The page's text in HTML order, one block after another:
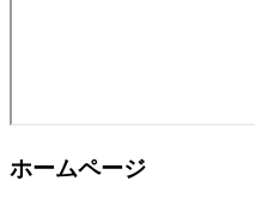
ホームページ